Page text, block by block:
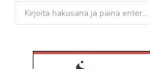
Search
for: